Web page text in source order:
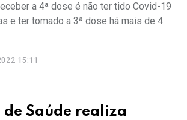
a 4ª dose é não ter tido Covid-19
e ter tomado a 3ª dose há mais de 4
15:11
Saúde realiza